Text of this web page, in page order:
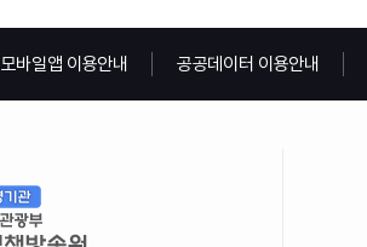
모바일앱 이용안내 공공데이터 이용안내